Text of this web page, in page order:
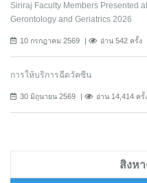
Siriraj Faculty Members Presented
Gerontology and Geriatrics 2026
10 กรกฎาคม 2569 อ่าน 542 ครั้ง
การให้บริการฉีดวัคซีน
30 มิถุนายน 2569 อ่าน 14,414 ครั้
สิงห